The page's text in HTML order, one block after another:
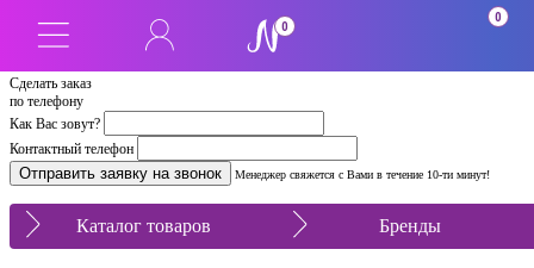
Сделать заказ
по телефону
Как Вас зовут?
Контактный телефон
Менеджер свяжется с Вами в течение 10-ти минут!
0
0
Каталог товаров Бренды